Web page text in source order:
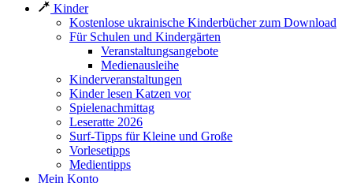
Kinder
Kostenlose ukrainische Kinderbücher zum Download
Für Schulen und Kindergärten
Veranstaltungsangebote
Medienausleihe
Kinderveranstaltungen
Kinder lesen Katzen vor
Spielenachmittag
Leseratte 2026
Surf-Tipps für Kleine und Große
Vorlesetipps
Medientipps
Mein Konto